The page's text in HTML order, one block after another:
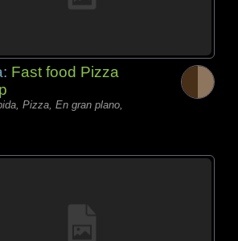
Fast food Pizza
Pizza, En gran plano,